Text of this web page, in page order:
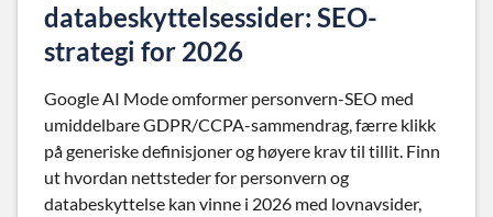
databeskyttelsessider: SEO-
strategi for 2026
Google AI Mode omformer personvern-SEO med
umiddelbare GDPR/CCPA-sammendrag, færre klikk
på generiske definisjoner og høyere krav til tillit. Finn
ut hvordan nettsteder for personvern og
databeskyttelse kan vinne i 2026 med lovnavsider,